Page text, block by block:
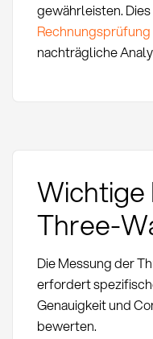
gewährleisten.
Rechnungsprüfung
nachträgliche
Wichtige
Three-
Die Messung der
erfordert
Genauigkeit und
bewerten.